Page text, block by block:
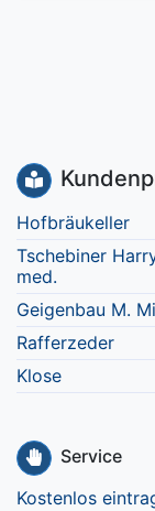
Hofbräukeller
Tschebiner
med.
Geigenbau M.
Rafferzeder
Klose
Service
Kostenlos